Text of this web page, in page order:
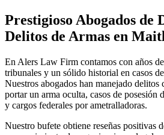
Prestigioso Abogados de
Delitos de Armas en
En Alers Law Firm contamos con años
tribunales y un sólido historial en casos
Nuestros abogados han manejado
portar un arma oculta, casos de posesión
y cargos federales por ametralladoras.
Nuestro bufete obtiene reseñas positivas